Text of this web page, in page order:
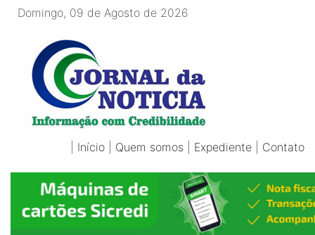
Domingo, 09 de Agosto de 2026
Início Quem somos Expediente Contato